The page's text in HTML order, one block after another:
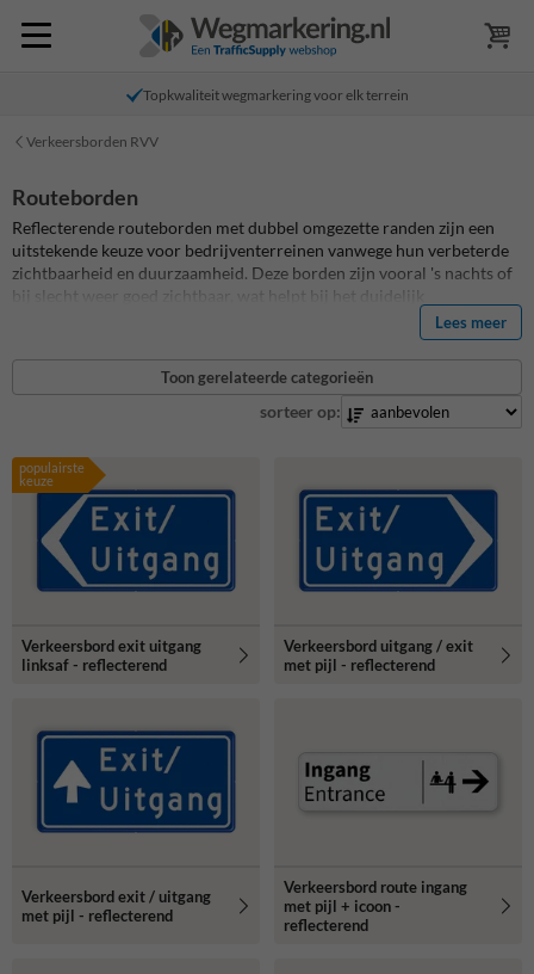
Topkwaliteit wegmarkering voor elk terrein
Verkeersborden RVV
Routeborden
Reflecterende routeborden met dubbel omgezette randen zijn een
uitstekende keuze voor bedrijventerreinen vanwege hun verbeterde
zichtbaarheid en duurzaamheid. Deze borden zijn vooral 's nachts of
bij slecht weer goed zichtbaar, wat helpt bij het duidelijk
communiceren van navigatie-aanwijzingen en veiligheidsinformatie
aan bestuurders. De dubbel omgezette randen versterken de borden,
waardoor ze beter bestand zijn tegen beschadigingen die vaak
voorkomen in gebieden met zwaar verkeer en industriële activiteiten.
Deze verbeterde stevigheid draagt bij aan de veiligheid op het terrein,
ongelukken en vergissingen verminderen. Bovendien zorgt de
professionele uitstraling van deze borden voor een positieve indruk
van het bedrijventerrein.
Lees meer
Toon gerelateerde categorieën
sorteer op:
populairste
keuze
Verkeersbord exit uitgang
linksaf - reflecterend
Verkeersbord uitgang / exit
met pijl - reflecterend
Verkeersbord exit / uitgang
met pijl - reflecterend
Verkeersbord route ingang
met pijl + icoon -
reflecterend